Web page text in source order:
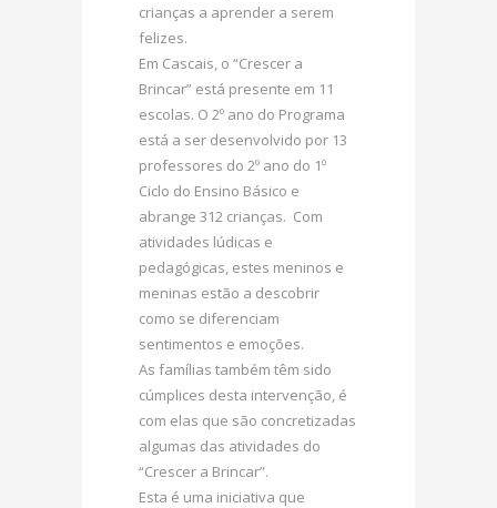
crianças a aprender a serem
felizes.
Em Cascais, o “Crescer a
Brincar” está presente em 11
escolas. O 2º ano do Programa
está a ser desenvolvido por 13
professores do 2º ano do 1º
Ciclo do Ensino Básico e
abrange 312 crianças. Com
atividades lúdicas e
pedagógicas, estes meninos e
meninas estão a descobrir
como se diferenciam
sentimentos e emoções.
As famílias também têm sido
cúmplices desta intervenção, é
com elas que são concretizadas
algumas das atividades do
“Crescer a Brincar”.
Esta é uma iniciativa que